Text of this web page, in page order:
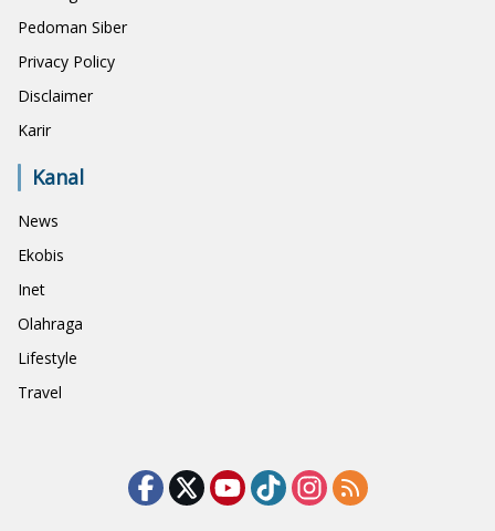
Pedoman Siber
Privacy Policy
Disclaimer
Karir
Kanal
News
Ekobis
Inet
Olahraga
Lifestyle
Travel